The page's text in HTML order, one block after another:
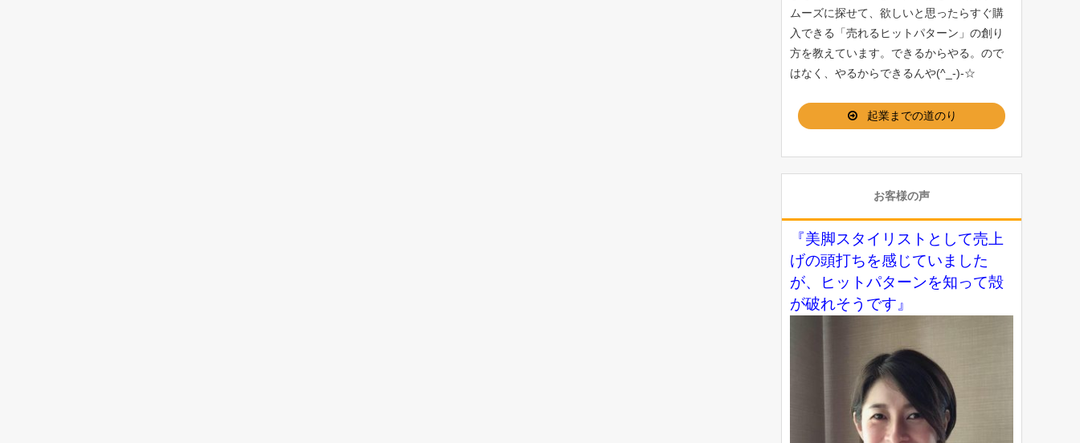
ムーズに探せて、欲しいと思ったらすぐ購
入できる「売れるヒットパターン 」の創り
方を教えています。できるからやる。ので
はなく、やるからできるんや(^_-)-☆
起業までの道のり
お客様の声
『美脚スタイリストとして売上
げの頭打ちを感じていました
が、ヒットパターンを知って殻
が破れそうです』